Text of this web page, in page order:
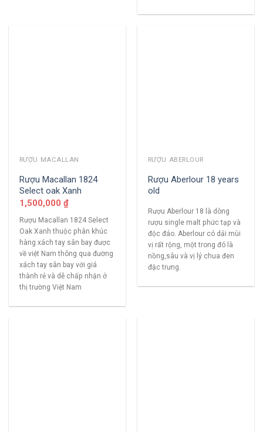
RƯỢU MACALLAN
Rượu Macallan 1824
Select oak Xanh
1,500,000 ₫
Rượu Macallan 1824 Select
Oak Xanh thuộc phân khúc
hàng xách tay sân bay được
về việt Nam thông qua đường
xách tay sân bay với giá
thành rẻ và dễ chấp nhận ở
thị trường Việt Nam
RƯỢU ABERLOUR
Rượu Aberlour 18 years
old
Rượu Aberlour 18 là dòng
rượu single malt phức tạp và
độc đáo. Aberlour có dải mùi
vị rất rộng, một trong đó là
nồng,sâu và vị lý chua đen
đặc trưng.